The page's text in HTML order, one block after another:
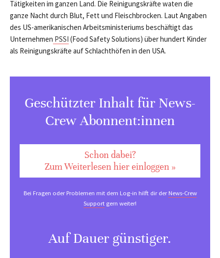
Tätigkeiten im ganzen Land. Die Reinigungskräfte waten die
ganze Nacht durch Blut, Fett und Fleischbrocken. Laut Angaben
des US-amerikanischen Arbeitsministeriums beschäftigt das
Unternehmen PSSI (Food Safety Solutions) über hundert Kinder
als Reinigungskräfte auf Schlachthöfen in den USA.
Geschützter Inhalt für News-
Crew Abonnent:innen
Schon dabei?
Zum Weiterlesen hier einloggen »
Bei Fragen oder Problemen mit dem Log-in hilft dir derNews-Crew
Support gern weiter!
Auf Dauer günstiger.